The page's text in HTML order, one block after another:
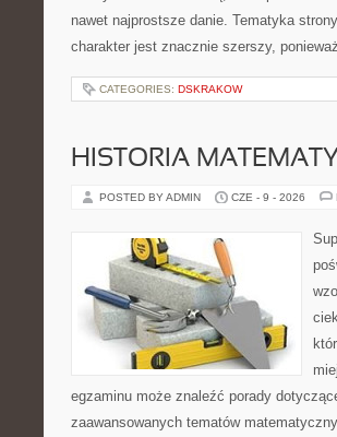
nawet najprostsze danie. Tematyka
charakter jest znacznie szerszy,
CATEGORIES: DSKRAKOW
HISTORIA
POSTED BY ADMIN CZE - 9 - 2026
egzaminu może znaleźć porady
zaawansowanych tematów